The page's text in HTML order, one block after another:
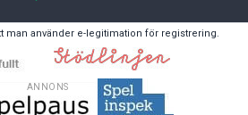
ANNONS
man använder e-legitimation för registrering.